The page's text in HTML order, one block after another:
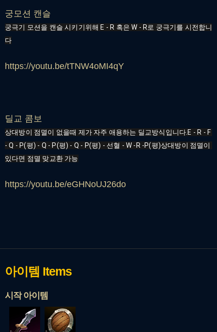
궁모션 캔슬
궁극기 모션을 캔슬 시키기위해 E - R 혹은 W - R로 궁극기를 시전합니
다
https://youtu.be/tTNW4oMI4qY
딜교 콤보
상대방이 점멸이 없을때 제가 자주 애용하는 딜교방식입니다.E - R - F
- Q - P(평) - Q - P(평) - Q - P(평) - 선혈 - W -R -P(평)상대방이 점멸이
있다면 점멸 맞교환 가능
https://youtu.be/eGHNoUJ26do
아이템 Items
시작 아이템